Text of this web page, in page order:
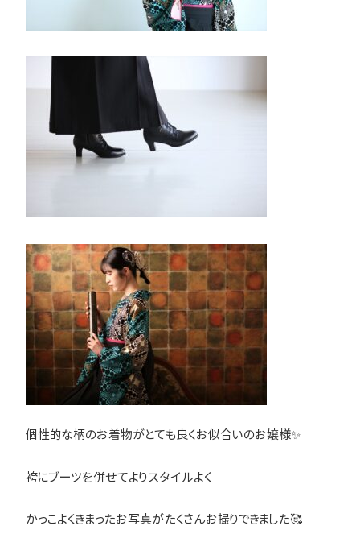
個性的な柄のお着物がとても良くお似合いのお嬢様✨
袴にブーツを併せてよりスタイルよく
かっこよくきまったお写真がたくさんお撮りできました🥰